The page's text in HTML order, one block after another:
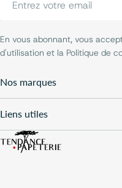
En vous abonnant, vous
d'utilisation et la Politique de
Nos marques
Liens utiles